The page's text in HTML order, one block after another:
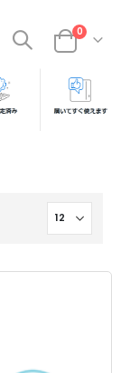
カート
0商品